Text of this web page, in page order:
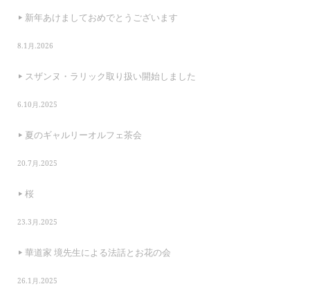
新年あけましておめでとうございます
8.1月.2026
スザンヌ・ラリック取り扱い開始しました
6.10月.2025
夏のギャルリーオルフェ茶会
20.7月.2025
桜
23.3月.2025
華道家 境先生による法話とお花の会
26.1月.2025